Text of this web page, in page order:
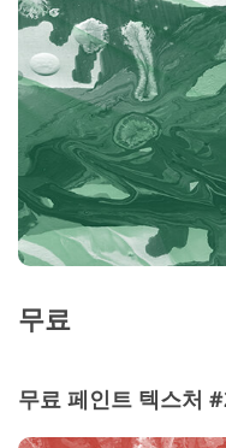
무료
무료 페인트 텍스